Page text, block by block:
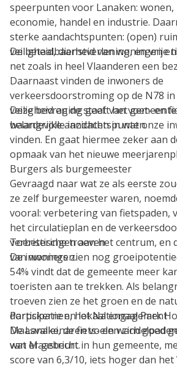
speerpunten voor Lanaken:
economie, handel en industrie.
sterke aandachtspunten: (open)
veiligheid, dienstverlening, en vrije
De betaalbaarheid van woningen
net zoals in heel Vlaanderen een
Daarnaast vinden de inwoners de
verkeersdoorstroming op de N78 in
veiligheid en de staat van voet- en
belangrijke aandachtspunten.
Deze bevraging geeft het
waardevolle inzichten in wat onze
vinden. En gaat hiermee zeker aan
opmaak van het nieuwe
Burgers als burgemeester
Gevraagd naar wat ze als eerste
ze zelf burgemeester waren,
vooral: verbetering van fietspaden,
het circulatieplan en de
verbeteringen aan het centrum, en
van woningen.
Toeristische troeven
De inwoners zien nog
54% vindt dat de gemeente meer
toeristen aan te trekken. Als
troeven zien ze het groen en de
dorpskernen, het Nationaal Park
Maasvallei, de fiets- en
van Maastricht.
Participatie en lokaal engagement
De Lanakenaren voelen zich goed
wat er gebeurt in hun gemeente,
score van 6,3/10, iets hoger dan het